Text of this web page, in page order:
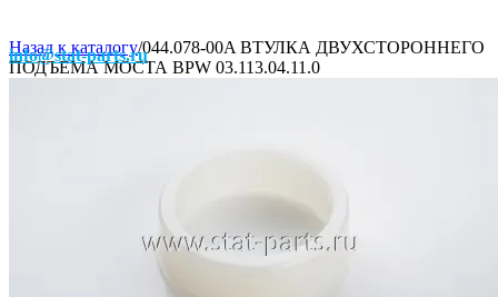
info@stat-parts.ru
Назад к каталогу/044.078-00A ВТУЛКА ДВУХСТОРОННЕГО
ПОДЪЕМА МОСТА BPW 03.113.04.11.0